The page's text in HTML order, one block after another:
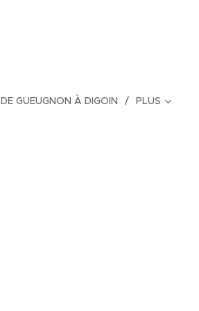
DE GUEUGNON À DIGOIN PLUS